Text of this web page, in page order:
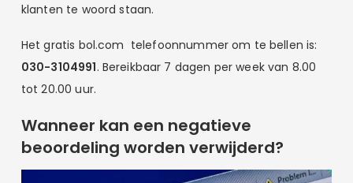
klanten te woord staan.
Het gratis bol.com telefoonnummer om te bellen is:
030-3104991. Bereikbaar 7 dagen per week van 8.00
tot 20.00 uur.
Wanneer kan een negatieve
beoordeling worden verwijderd?